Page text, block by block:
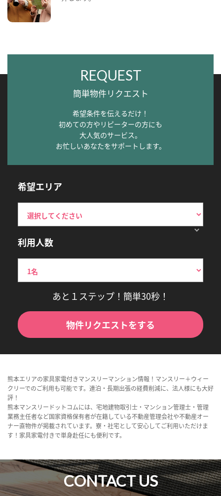
REQUEST
簡単物件リクエスト
希望条件を伝えるだけ！
初めての方やリピーターの方にも
大人気のサービス。
お忙しいあなたをサポートします。
希望エリア
利用人数
あと１ステップ！簡単30秒！
物件リクエストをする
熊本エリアの家具家電付きマンスリーマンション情報！マンスリー＋ウィー
クリーでのご利用も可能です。連泊・長期出張の経費削減に、法人様にも大好
評！
熊本マンスリードットコムには、宅地建物取引士・マンション管理士・管理
業務主任者など国家資格保有者が在籍している不動産管理会社や不動産オー
ナー直物件が掲載されています。寮・社宅として安心してご利用いただけま
す！家具家電付きで単身赴任にも便利です。
CONTACT US